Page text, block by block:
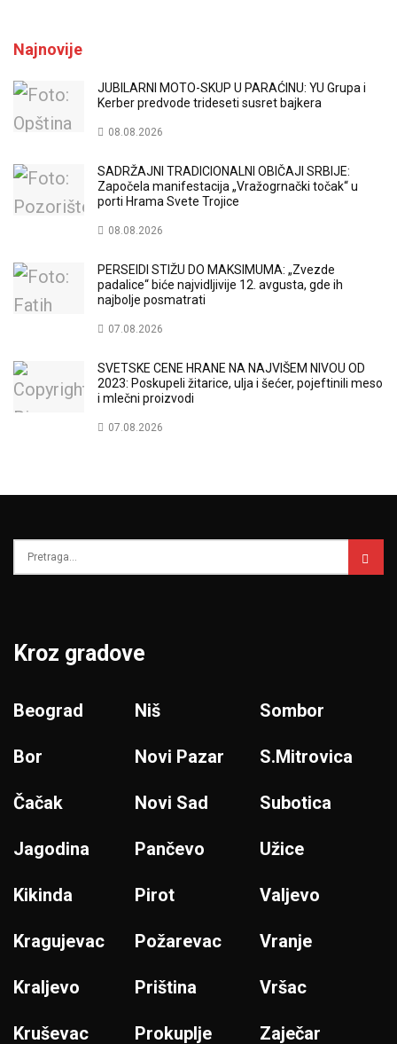
Najnovije
JUBILARNI MOTO-SKUP U PARAĆINU: YU Grupa i
Kerber predvode trideseti susret bajkera
08.08.2026
SADRŽAJNI TRADICIONALNI OBIČAJI SRBIJE:
Započela manifestacija „Vražogrnački točak“ u
porti Hrama Svete Trojice
08.08.2026
PERSEIDI STIŽU DO MAKSIMUMA: „Zvezde
padalice“ biće najvidljivije 12. avgusta, gde ih
najbolje posmatrati
07.08.2026
SVETSKE CENE HRANE NA NAJVIŠEM NIVOU OD
2023: Poskupeli žitarice, ulja i šećer, pojeftinili meso
i mlečni proizvodi
07.08.2026
Kroz gradove
Beograd
Bor
Čačak
Jagodina
Kikinda
Kragujevac
Kraljevo
Kruševac
Niš
Novi Pazar
Novi Sad
Pančevo
Pirot
Požarevac
Priština
Prokuplje
Sombor
S.Mitrovica
Subotica
Užice
Valjevo
Vranje
Vršac
Zaječar